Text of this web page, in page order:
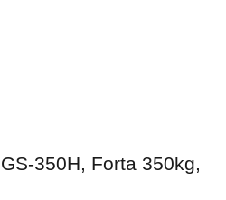
350H, Forta 350kg,